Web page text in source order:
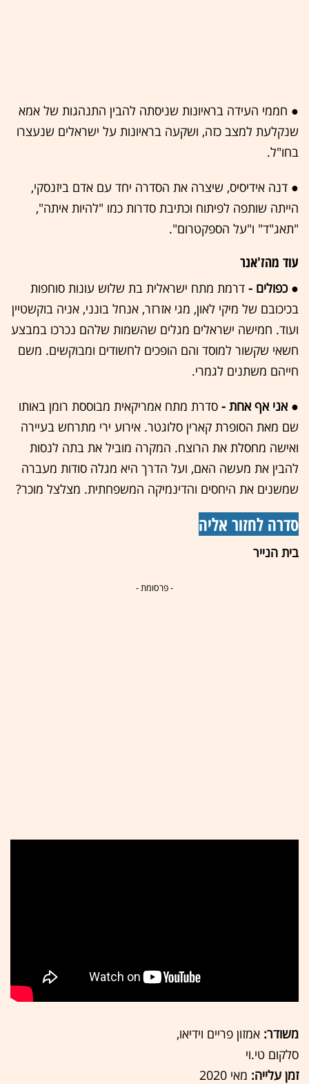
● חממי העידה בראיונות שניסתה להבין התנהגות של אמא
שנקלעת למצב כזה, ושקעה בראיונות על ישראלים שנעצרו
בחו"ל.
● דנה אידיסיס, שיצרה את הסדרה יחד עם אדם ביזנסקי,
הייתה שותפה לפיתוח וכתיבת סדרות כמו "להיות איתה",
"תאג"ד" ו"על הספקטרום".
עוד מהז'אנר
● כפולים - דרמת מתח ישראלית בת שלוש עונות סוחפות
בכיכובם של מיקי לאון, מגי אזרזר, אנחל בונני, אניה בוקשטיין
ועוד. חמישה ישראלים מגלים שהשמות שלהם נכרכו במבצע
חשאי שקשור למוסד והם הופכים לחשודים ומבוקשים. משם
חייהם משתנים לגמרי.
● אני אף אחת - סדרת מתח אמריקאית מבוססת רומן באותו
שם מאת הסופרת קארין סלוגטר. אירוע ירי מתרחש בעיירה
ואישה מחסלת את הרוצח. המקרה מוביל את בתה לנסות
להבין את מעשה האם, ועל הדרך היא מגלה סודות מעברה
שמשנים את היחסים והדינמיקה המשפחתית. מצלצל מוכר?
סדרה לחזור אליה
בית הנייר
- פרסומת -
משודר: אמזון פריים וידיאו,
סלקום טי.וי
זמן עלייה: מאי 2020